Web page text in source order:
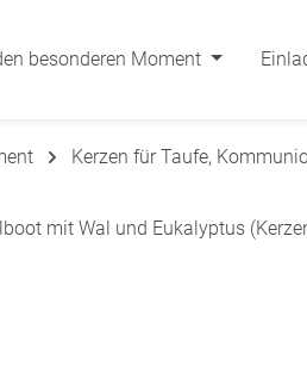
besonderen Moment
Kerzen für Taufe,